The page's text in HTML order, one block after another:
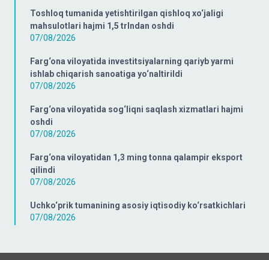
Toshloq tumanida yetishtirilgan qishloq xo‘jaligi
mahsulotlari hajmi 1,5 trlndan oshdi
07/08/2026
Farg‘ona viloyatida investitsiyalarning qariyb yarmi
ishlab chiqarish sanoatiga yo‘naltirildi
07/08/2026
Farg‘ona viloyatida sog‘liqni saqlash xizmatlari hajmi
oshdi
07/08/2026
Farg‘ona viloyatidan 1,3 ming tonna qalampir eksport
qilindi
07/08/2026
Uchko‘prik tumanining asosiy iqtisodiy ko‘rsatkichlari
07/08/2026